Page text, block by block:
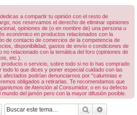
a compartir tu opinión con el resto de
nos reservamos el derecho de eliminar opiniones
opiniones de (o en nombre de) una persona u
económico en productos relacionados con la
de contacto de comercios de la competencia de
disponibilidad, gastos de envío o condiciones de
no relacionado con la temática del foro (opiniones de
etc.).
o servicio, sobre todo si no lo has comprado
lo que dices y poner especial cuidado con las
afectados podrían denunciarnos por "calumnias e
obligados a retirarlas. Te recomendamos que
de Atención al Consumidor, o en su defecto
del jamón pero con la mayor difusión posible.
Buscar